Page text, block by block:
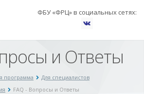
ФБУ «ФРЦ» в социальных сетях:
и Ответы
программа
Для специалистов
FAQ - Вопросы и Ответы